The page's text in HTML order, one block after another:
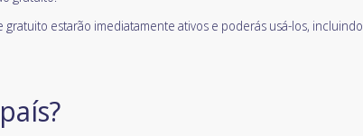
estarão imediatamente ativos e poderás usá-los, incluindo